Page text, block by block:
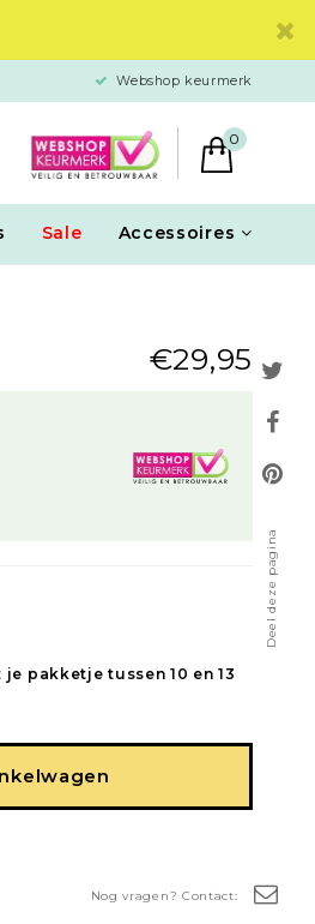
Webshop keurmerk
0
Sale Accessoires
Deel deze pagina
Nog vragen? Contact:
€29,95
pakketje tussen 10 en 13